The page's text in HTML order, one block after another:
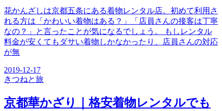
花かんざしは京都五条にある着物レンタル店。初めて利用さ
れる方は「かわいい着物はある？」「店員さんの接客は丁寧
なの？」と言ったことが気になるでしょう。 もしレンタル
料金が安くてもダサい着物しかなかったり、店員さんの対応
が無
2019-12-17
きつねと旅
京都華かざり｜格安着物レンタルでも